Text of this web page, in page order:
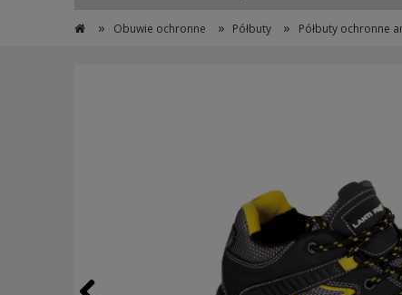
» Obuwie ochronne » Półbuty » Półbuty ochronne